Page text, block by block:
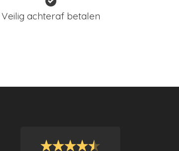
Veilig achteraf betalen